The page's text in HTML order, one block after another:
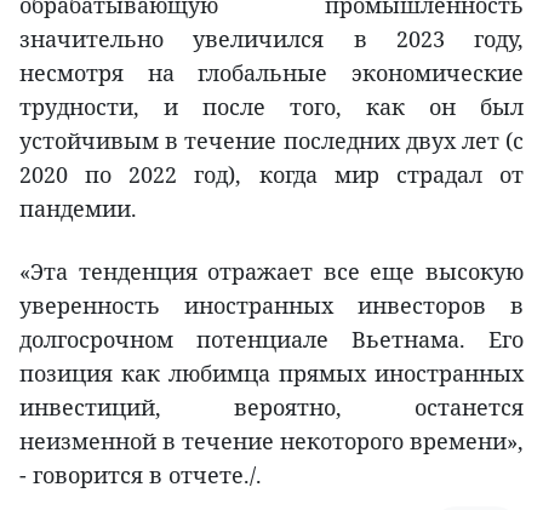
значительно увеличился в 2023 году,
несмотря на глобальные экономические
трудности, и после того, как он был
устойчивым в течение последних двух лет (с
2020 по 2022 год), когда мир страдал от
пандемии.
«Эта тенденция отражает все еще высокую
уверенность иностранных инвесторов в
долгосрочном потенциале Вьетнама. Его
позиция как любимца прямых иностранных
инвестиций, вероятно, останется
неизменной в течение некоторого времени»,
- говорится в отчете./.